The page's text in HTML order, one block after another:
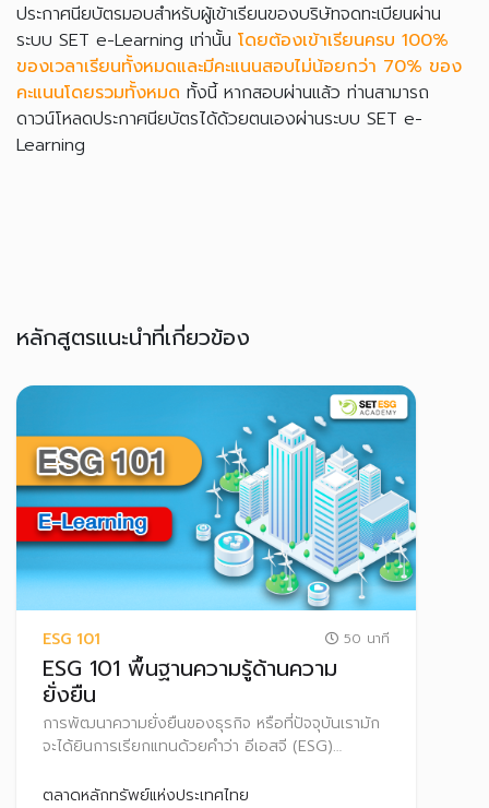
ประกาศนียบัตรมอบสำหรับผู้เข้าเรียนของบริษัทจดทะเบียนผ่าน
ระบบ SET e-Learning เท่านั้น โดยต้องเข้าเรียนครบ 100%
ของเวลาเรียนทั้งหมดและมีคะแนนสอบไม่น้อยกว่า 70% ของ
คะแนนโดยรวมทั้งหมด ทั้งนี้ หากสอบผ่านแล้ว ท่านสามารถ
ดาวน์โหลดประกาศนียบัตรได้ด้วยตนเองผ่านระบบ SET e-
Learning
หลักสูตรแนะนำที่เกี่ยวข้อง
ESG 101 50 นาที
ESG 101 พื้นฐานความรู้ด้านความ
ยั่งยืน
การพัฒนาความยั่งยืนของธุรกิจ หรือที่ปัจจุบันเรามัก
จะได้ยินการเรียกแทนด้วยคำว่า อีเอสจี (ESG)
เกี่ยวข้องกับความยั่งยืน
ตลาดหลักทรัพย์แห่งประเทศไทย